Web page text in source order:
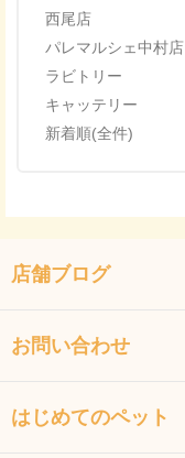
西尾店
パレマルシェ中村店
ラビトリー
キャッテリー
新着順(全件)
店舗ブログ
お問い合わせ
はじめてのペット